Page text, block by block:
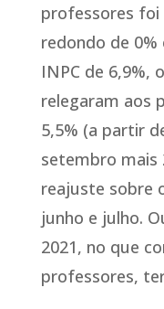
professores
redondo de 0%
INPC de 6,9%,
relegaram aos
5,5% (a partir
setembro mais
reajuste sobre
junho e julho.
2021, no que
professores,